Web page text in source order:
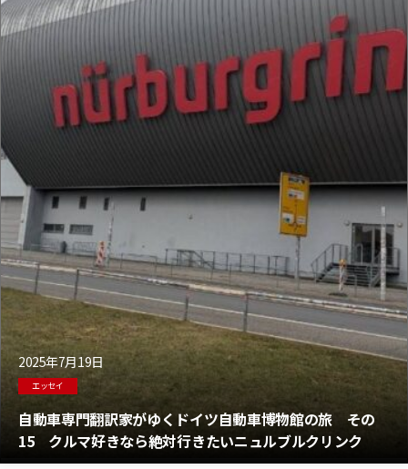
2025年7月19日
エッセイ
自動車専門翻訳家がゆくドイツ自動車博物館の旅 その
15 クルマ好きなら絶対行きたいニュルブルクリンク